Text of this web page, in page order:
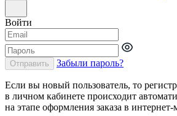
Войти
Отправить Забыли пароль?
Если вы новый пользователь, то
в личном кабинете происходит
на этапе оформления заказа в интернет-